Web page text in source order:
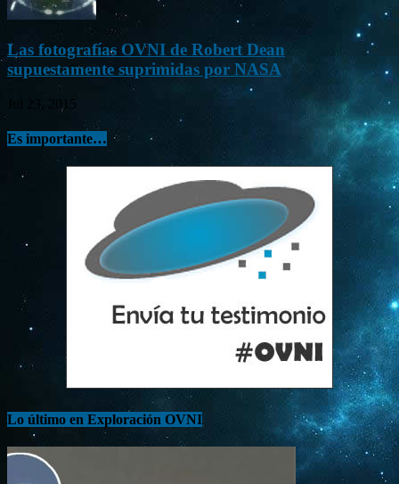
Las fotografías OVNI de Robert Dean
supuestamente suprimidas por NASA
Jul 23, 2015
Es importante…
Lo último en Exploración OVNI